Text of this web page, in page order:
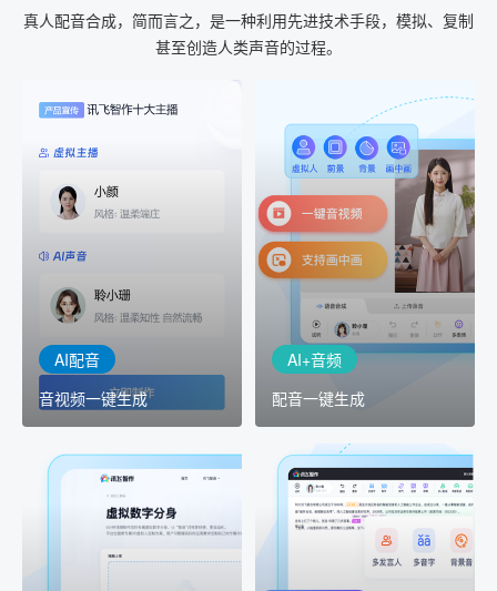
真人配音合成，简而言之，是一种利用先进技术手段，模拟、复制
甚至创造人类声音的过程。
AI配音
音视频一键生成
AI配音
音视频一键生成
室"中输入文本或录音，一
出
AI+音频
配音一键生成
AI+音频
配音一键生成
AI+音频：基于全球领先的
TTS能力打造的AI音频制作
工具，输入文本、选择发
音人即可一键生成专业音
AI+创意
精品声音复刻